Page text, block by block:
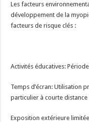
Les facteurs
développement de la
facteurs de risque clés :
Activités éducatives:
Temps d’écran: Utilisation
particulier à courte distance
Exposition extérieure